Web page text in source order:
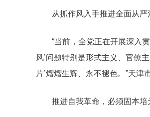
从抓作风入手推进全面从
“当前，全党正在开展深入
风’问题特别是形式主义、官僚
片’熠熠生辉、永不褪色。”天津
推进自我革命，必须固本培